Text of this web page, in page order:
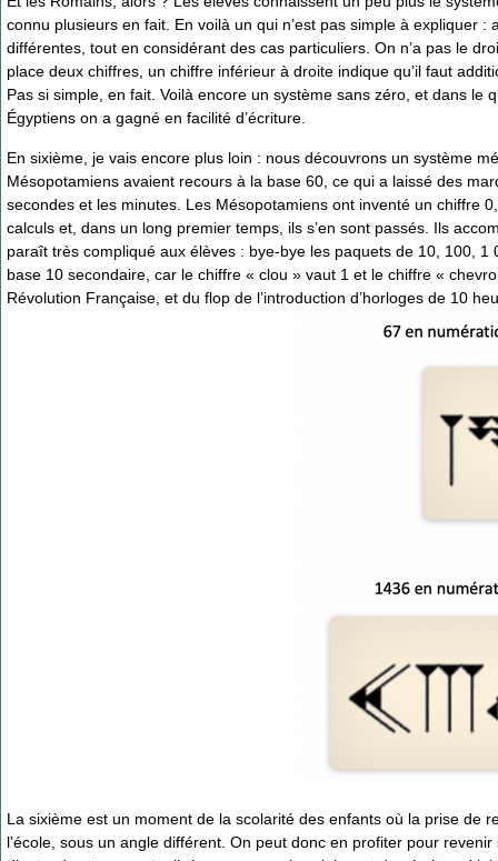
connu plusieurs en fait. En voilà un qui n’est pas simple à expliquer
différentes, tout en considérant des cas particuliers. On n’a pas le
place deux chiffres, un chiffre inférieur à droite indique qu’il faut
Pas si simple, en fait. Voilà encore un système sans zéro, et dans
Égyptiens on a gagné en facilité d’écriture.
En sixième, je vais encore plus loin : nous découvrons un système
Mésopotamiens avaient recours à la base 60, ce qui a laissé des
secondes et les minutes. Les Mésopotamiens ont inventé un chiffre
calculs et, dans un long premier temps, ils s’en sont passés. Ils
paraît très compliqué aux élèves : bye-bye les paquets de 10, 100,
base 10 secondaire, car le chiffre « clou » vaut 1 et le chiffre «
Révolution Française, et du flop de l’introduction d’horloges de 10
La sixième est un moment de la scolarité des enfants où la prise de
l’école, sous un angle différent. On peut donc en profiter pour